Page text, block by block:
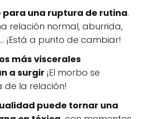
para una ruptura de rutina.
relación normal, aburrida,
¡Está a punto de cambiar!
más viscerales
a surgir ¡El morbo se
la relación!
puede tornar una